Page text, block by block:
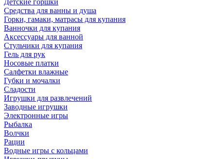
Детские горшки
Средства для ванны и душа
Горки, гамаки, матрасы для купания
Ванночки для купания
Аксессуары для ванной
Стульчики для купания
Гель для рук
Носовые платки
Салфетки влажные
Губки и мочалки
Сладости
Игрушки для развлечений
Заводные игрушки
Электронные игры
Рыбалка
Волчки
Рации
Водные игры с кольцами